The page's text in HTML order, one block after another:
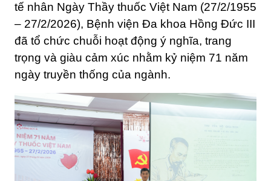
tế nhân Ngày Thầy thuốc Việt Nam (27/2/1955
– 27/2/2026), Bệnh viện Đa khoa Hồng Đức III
đã tổ chức chuỗi hoạt động ý nghĩa, trang
trọng và giàu cảm xúc nhằm kỷ niệm 71 năm
ngày truyền thống của ngành.